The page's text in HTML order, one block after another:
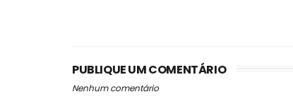
PUBLIQUE UM COMENTÁRIO
Nenhum comentário